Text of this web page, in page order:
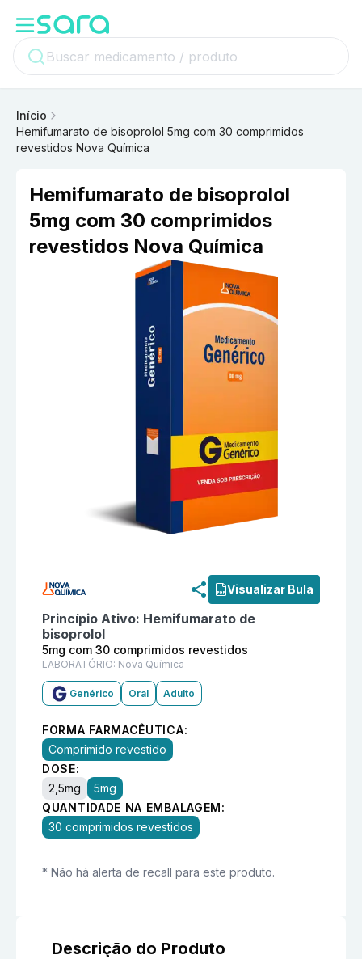
Início
Hemifumarato de bisoprolol 5mg com 30 comprimidos
revestidos Nova Química
Hemifumarato de bisoprolol
5mg com 30 comprimidos
revestidos Nova Química
Visualizar Bula
Princípio Ativo: Hemifumarato de
bisoprolol
5mg com 30 comprimidos revestidos
LABORATÓRIO: Nova Química
Genérico Oral Adulto
FORMA FARMACÊUTICA:
Comprimido revestido
DOSE:
2,5mg
5mg
QUANTIDADE NA EMBALAGEM:
30 comprimidos revestidos
* Não há alerta de recall para este produto.
Descrição do Produto